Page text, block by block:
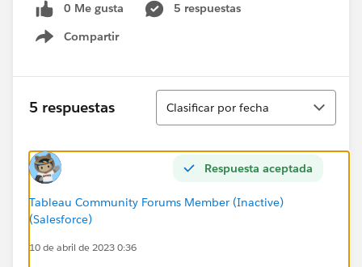
0 Me gusta
5 respuestas
Compartir
Show menu
5 respuestas
Ordenar
Clasificar por fecha
Respuesta aceptada
Tableau Community Forums Member (Inactive)
(Salesforce)
10 de abril de 2023 0:36